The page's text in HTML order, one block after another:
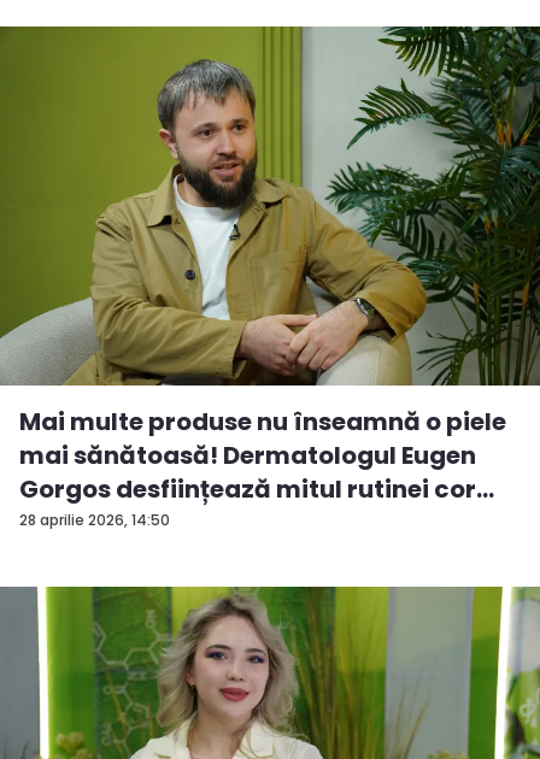
28 aprilie 2026, 14:50
Mai multe produse nu înseamnă o piele
mai sănătoasă! Dermatologul Eugen
Gorgos desființează mitul rutinei cor...